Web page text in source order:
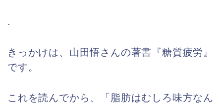
.
きっかけは、山田悟さんの著書『糖質疲労』
です。
これを読んでから、「脂肪はむしろ味方なん